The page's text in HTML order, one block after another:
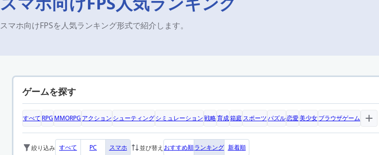
スマホ向けFPSを人気ランキング形式で紹介します。
ゲームを探す
すべて RPG MMORPG アクション シューティングシミュレーション戦略育成箱庭 スポーツパズル恋愛美少女ブラウザゲーム
絞り込み すべて PC スマホ 並び替え おすすめ順ランキング 新着順